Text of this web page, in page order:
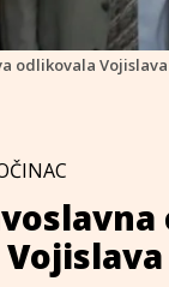
odlikovala Vojislava